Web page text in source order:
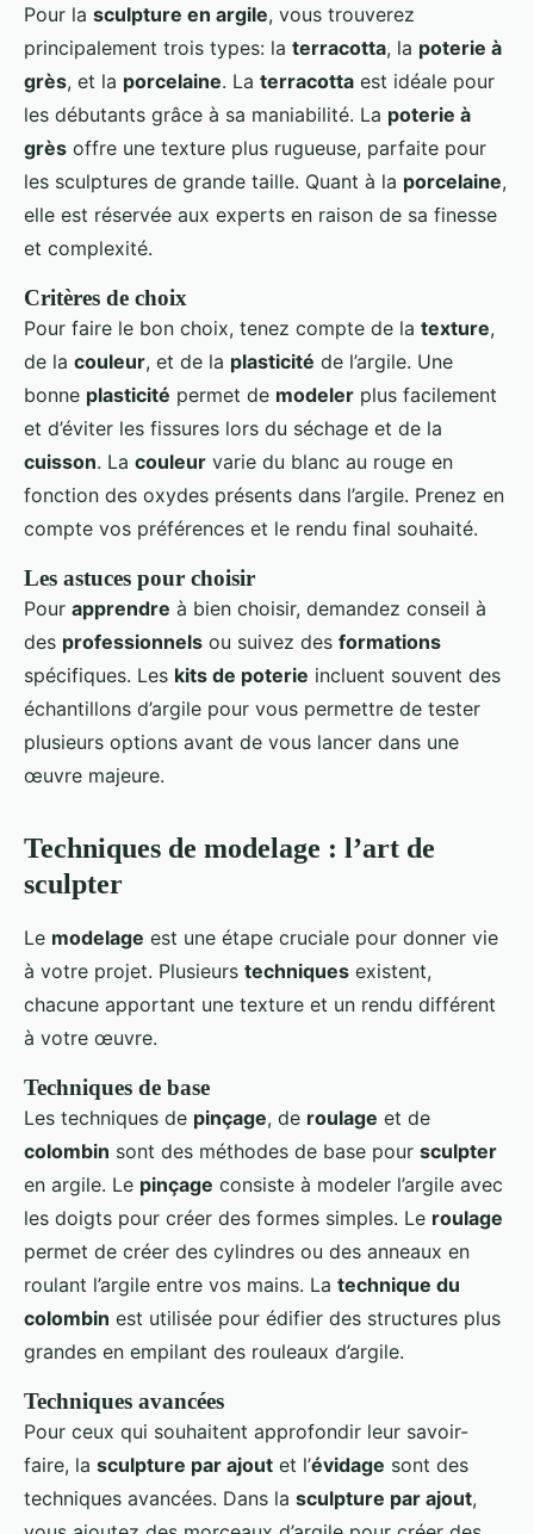
Pour la sculpture en argile, vous trouverez
principalement trois types: la terracotta, la poterie à
grès, et la porcelaine. La terracotta est idéale pour
les débutants grâce à sa maniabilité. La poterie à
grès offre une texture plus rugueuse, parfaite pour
les sculptures de grande taille. Quant à la porcelaine,
elle est réservée aux experts en raison de sa finesse
et complexité.
Critères de choix
Pour faire le bon choix, tenez compte de la texture,
de la couleur, et de la plasticité de l’argile. Une
bonne plasticité permet de modeler plus facilement
et d’éviter les fissures lors du séchage et de la
cuisson. La couleur varie du blanc au rouge en
fonction des oxydes présents dans l’argile. Prenez en
compte vos préférences et le rendu final souhaité.
Les astuces pour choisir
Pour apprendre à bien choisir, demandez conseil à
des professionnels ou suivez des formations
spécifiques. Les kits de poterie incluent souvent des
échantillons d’argile pour vous permettre de tester
plusieurs options avant de vous lancer dans une
œuvre majeure.
Techniques de modelage : l’art de
sculpter
Le modelage est une étape cruciale pour donner vie
à votre projet. Plusieurs techniques existent,
chacune apportant une texture et un rendu différent
à votre œuvre.
Techniques de base
Les techniques de pinçage, de roulage et de
colombin sont des méthodes de base pour sculpter
en argile. Le pinçage consiste à modeler l’argile avec
les doigts pour créer des formes simples. Le roulage
permet de créer des cylindres ou des anneaux en
roulant l’argile entre vos mains. La technique du
colombin est utilisée pour édifier des structures plus
grandes en empilant des rouleaux d’argile.
Techniques avancées
Pour ceux qui souhaitent approfondir leur savoir-
faire, la sculpture par ajout et l’évidage sont des
techniques avancées. Dans la sculpture par ajout,